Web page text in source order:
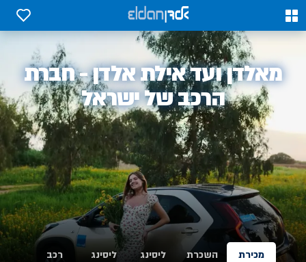
0
0
אלדן
מאלדן ועד אילת אלדן - חברת
הרכב של ישראל
מכירת
השכרת
ליסינג
ליסינג
רכב